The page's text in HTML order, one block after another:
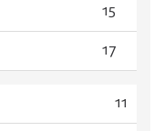
15
17
11